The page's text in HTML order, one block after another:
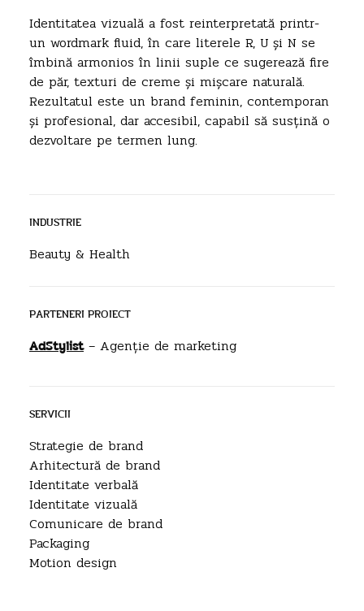
Identitatea vizuală a fost reinterpretată printr-
un wordmark fluid, în care literele R, U și N se
îmbină armonios în linii suple ce sugerează fire
de păr, texturi de creme și mișcare naturală.
Rezultatul este un brand feminin, contemporan
și profesional, dar accesibil, capabil să susțină o
dezvoltare pe termen lung.
INDUSTRIE
Beauty & Health
PARTENERI PROIECT
AdStylist– Agenție de marketing
SERVICII
Strategie de brand
Arhitectură de brand
Identitate verbală
Identitate vizuală
Comunicare de brand
Packaging
Motion design